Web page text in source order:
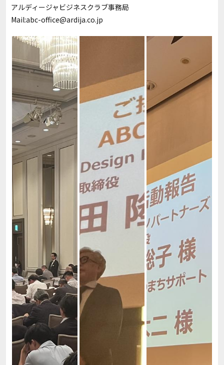
アルディージャビジネスクラブ事務局
Mail:abc-office@ardija.co.jp